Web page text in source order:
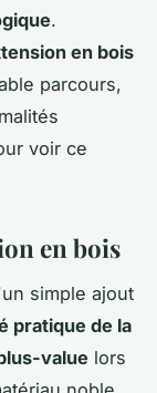
.
en bois
parcours,
voir ce
en bois
simple ajout
pratique de la
value lors